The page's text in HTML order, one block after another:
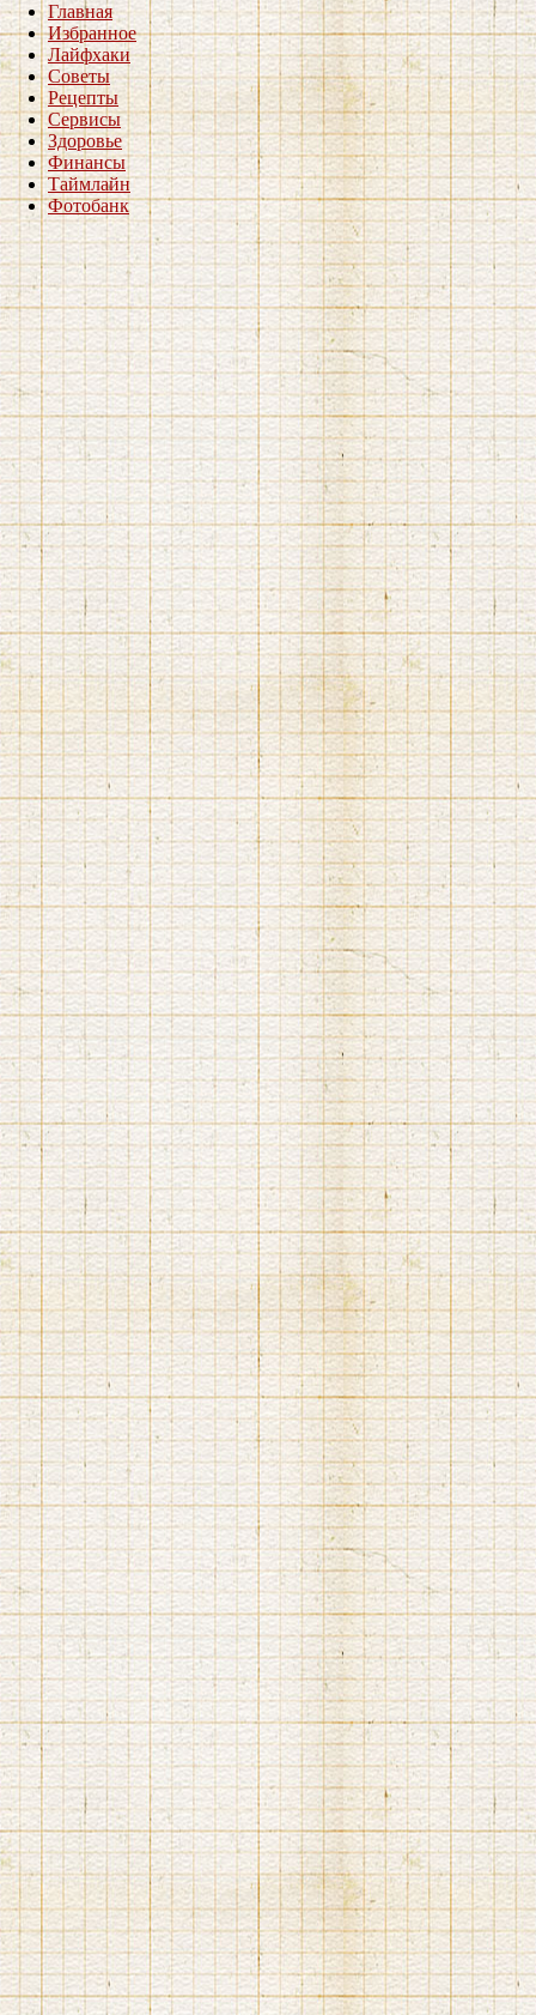
Главная
Избранное
Лайфхаки
Советы
Рецепты
Сервисы
Здоровье
Финансы
Таймлайн
Фотобанк